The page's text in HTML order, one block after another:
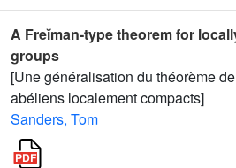
A Freĭman-type theorem for
groups
[Une généralisation du théorème
abéliens localement compacts]
Sanders, Tom